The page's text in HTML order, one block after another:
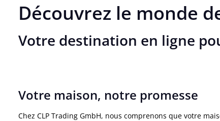
Découvrez le monde
Votre destination en ligne
Votre maison, notre promesse
Chez CLP Trading GmbH, nous comprenons que votre